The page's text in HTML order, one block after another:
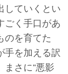
していくとい
ごく手口があ
のを育てた
手を加える訳
さに“悪影